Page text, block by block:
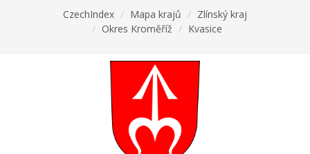
CzechIndex
Mapa krajů
Zlínský kraj
Okres Kroměříž
Kvasice